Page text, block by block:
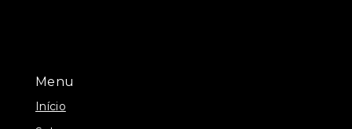
Menu
Início